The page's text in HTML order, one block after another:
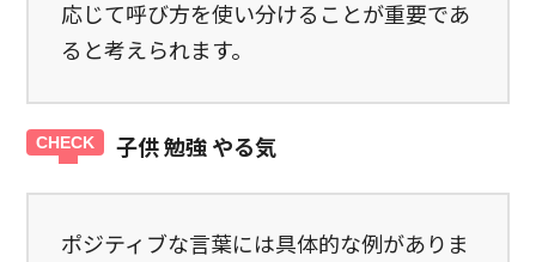
応じて呼び方を使い分けることが重要であ
ると考えられます。
子供 勉強 やる気
ポジティブな言葉には具体的な例がありま